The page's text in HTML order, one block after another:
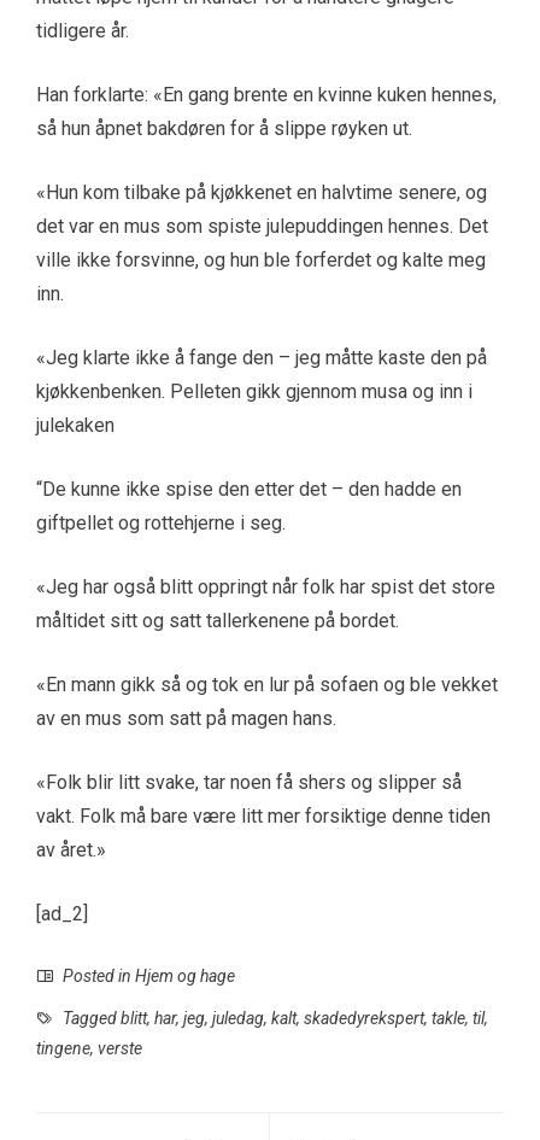
tidligere år.
Han forklarte: «En gang brente en kvinne kuken hennes,
så hun åpnet bakdøren for å slippe røyken ut.
«Hun kom tilbake på kjøkkenet en halvtime senere, og
det var en mus som spiste julepuddingen hennes. Det
ville ikke forsvinne, og hun ble forferdet og kalte meg
inn.
«Jeg klarte ikke å fange den – jeg måtte kaste den på
kjøkkenbenken. Pelleten gikk gjennom musa og inn i
julekaken
“De kunne ikke spise den etter det – den hadde en
giftpellet og rottehjerne i seg.
«Jeg har også blitt oppringt når folk har spist det store
måltidet sitt og satt tallerkenene på bordet.
«En mann gikk så og tok en lur på sofaen og ble vekket
av en mus som satt på magen hans.
«Folk blir litt svake, tar noen få shers og slipper så
vakt. Folk må bare være litt mer forsiktige denne tiden
av året.»
[ad_2]
Posted in Hjem og hage
Taggedblitt, har, jeg, juledag, kalt, skadedyrekspert, takle, til,
tingene, verste